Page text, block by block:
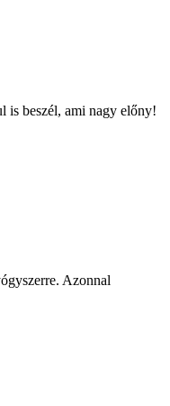
is beszél, ami nagy előny!
Azonnal